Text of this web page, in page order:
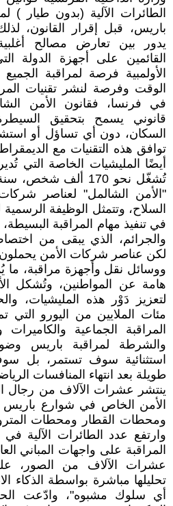
الطائرات الآلية (بدون طيار )
باريس، قبل إقرار القانون،
يدور بين تعارض مصالح
القائمين على أجهزة الدولة
الأولمبية فرصة لمراقبة
الوقت وفرصة لنشر تقنيات
قانوني يسمح بتحقيق
السكان، دون أي تساؤل أو
توافق هذه التقنيات مع
أيضًا المليشيات الخاصة التي
"الأمن الشالمل" لعناصر
السلاح، وتتمثل الوظيفة
في تنفيذ مهام المراقبة
والجرائم، الذي يبقى من
لكن عناصر شركات الأمن
ووسائل نقل وأجهزة مراقبة، ما
هامة عن المواطنين، وتُشكل
لتعزيز دَوْر هذه
مئات الملايين من اليورو التي
المراقبة الجماعية
والشرطة لمراقبة باريس
استثنائية سوف تستمر، بل
طويلة بعد انتهاء المنافسات
ينتشر عشرات الآلاف من رجال
الأمن الخاص في شوارع
وارتفع عدد الطائرات الآلية
المراقبة على واجهات المباني
عشرات الآلاف من الصور،
تحليلها مباشرة بواسطة
أي سلوك مشبوه"، وادّعت